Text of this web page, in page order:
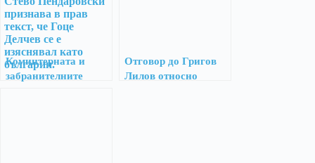
Коминтерната и
забранителните
Отговор до Григов
Лилов относно